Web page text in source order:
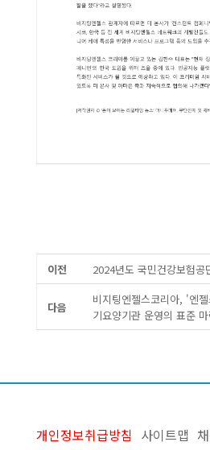
이전 2024년도 국민건강보험공
다음
비지팅엔젤스코리아, '엔
기요양기관 운영의 표준
개인정보취급방침 사이트맵